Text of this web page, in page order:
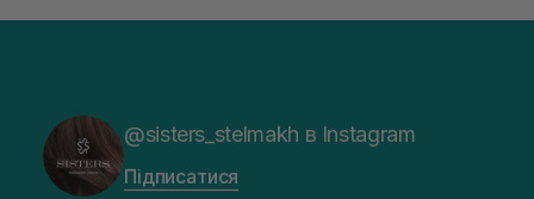
@sisters_stelmakh в Instagram
Підписатися